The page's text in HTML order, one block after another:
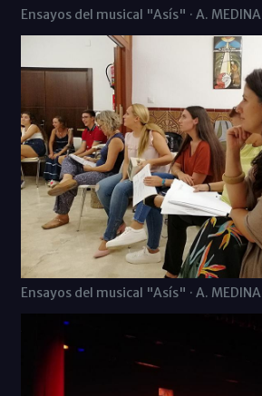
Ensayos del musical "Asís" · A. MEDINA
Ensayos del musical "Asís" · A. MEDINA